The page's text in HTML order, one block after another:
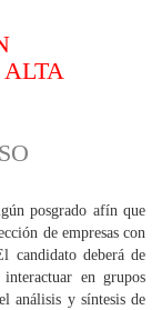
posgrado afín que
de empresas con
candidato deberá de
en grupos
análisis y síntesis de